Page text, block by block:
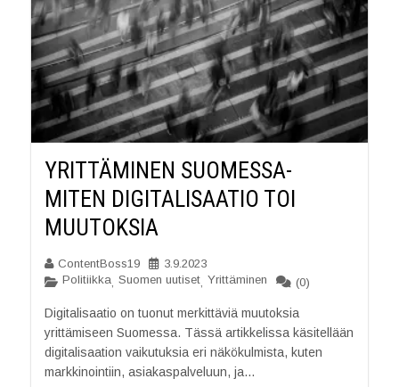
YRITTÄMINEN SUOMESSA-
MITEN DIGITALISAATIO TOI
MUUTOKSIA
ContentBoss19
3.9.2023
Politiikka Suomen uutiset Yrittäminen (0)
Digitalisaatio on tuonut merkittäviä muutoksia
yrittämiseen Suomessa. Tässä artikkelissa käsitellään
digitalisaation vaikutuksia eri näkökulmista, kuten
markkinointiin, asiakaspalveluun, ja...